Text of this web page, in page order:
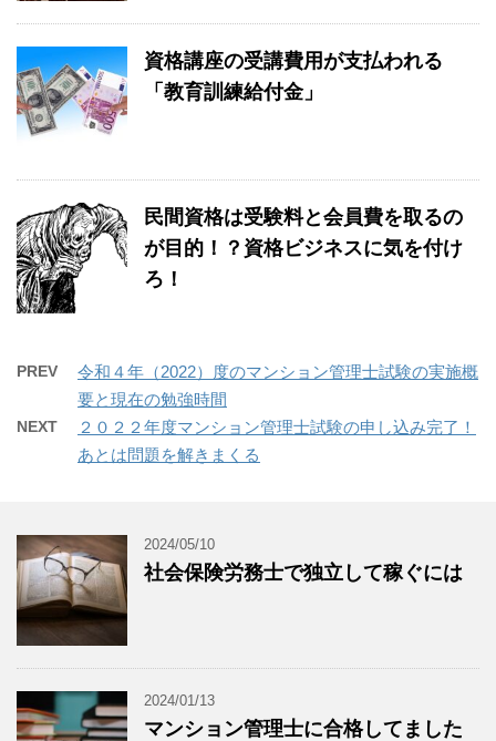
資格講座の受講費用が支払われる
「教育訓練給付金」
民間資格は受験料と会員費を取るの
が目的！？資格ビジネスに気を付け
ろ！
PREV
令和４年（2022）度のマンション管理士試験の実施概
要と現在の勉強時間
NEXT
２０２２年度マンション管理士試験の申し込み完了！
あとは問題を解きまくる
2024/05/10
社会保険労務士で独立して稼ぐには
2024/01/13
マンション管理士に合格してました